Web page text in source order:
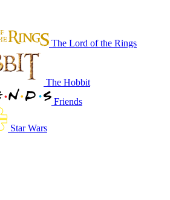
The Lord of the Rings
The Hobbit
Friends
Star Wars